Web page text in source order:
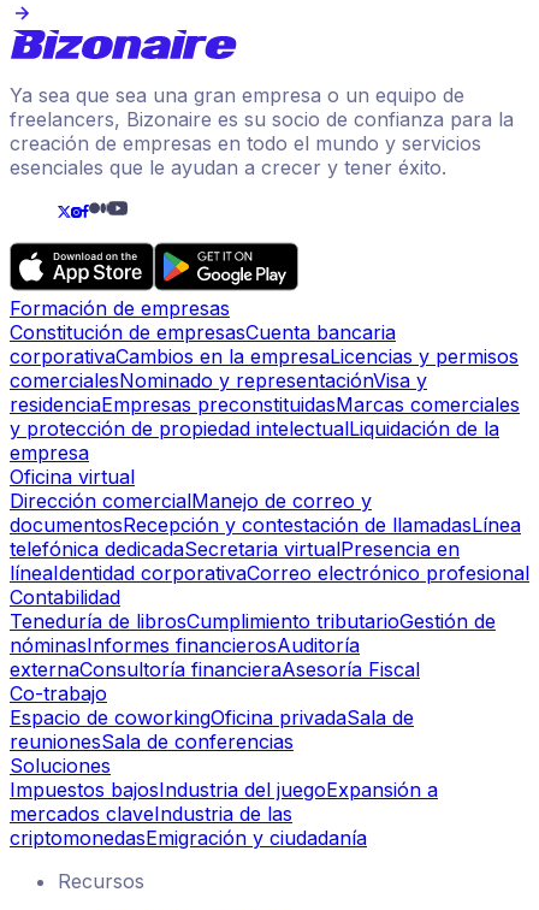
Ya sea que sea una gran empresa o un equipo de
freelancers, Bizonaire es su socio de confianza para la
creación de empresas en todo el mundo y servicios
esenciales que le ayudan a crecer y tener éxito.
Formación de empresas
Constitución de empresasCuenta bancaria
corporativaCambios en la empresaLicencias y permisos
comercialesNominado y representaciónVisa y
residenciaEmpresas preconstituidasMarcas comerciales
y protección de propiedad intelectualLiquidación de la
empresa
Oficina virtual
Dirección comercialManejo de correo y
documentosRecepción y contestación de llamadasLínea
telefónica dedicadaSecretaria virtualPresencia en
líneaIdentidad corporativaCorreo electrónico profesional
Contabilidad
Teneduría de librosCumplimiento tributarioGestión de
nóminasInformes financierosAuditoría
externaConsultoría financieraAsesoría Fiscal
Co-trabajo
Espacio de coworkingOficina privadaSala de
reunionesSala de conferencias
Soluciones
Impuestos bajosIndustria del juegoExpansión a
mercados claveIndustria de las
criptomonedasEmigración y ciudadanía
Recursos